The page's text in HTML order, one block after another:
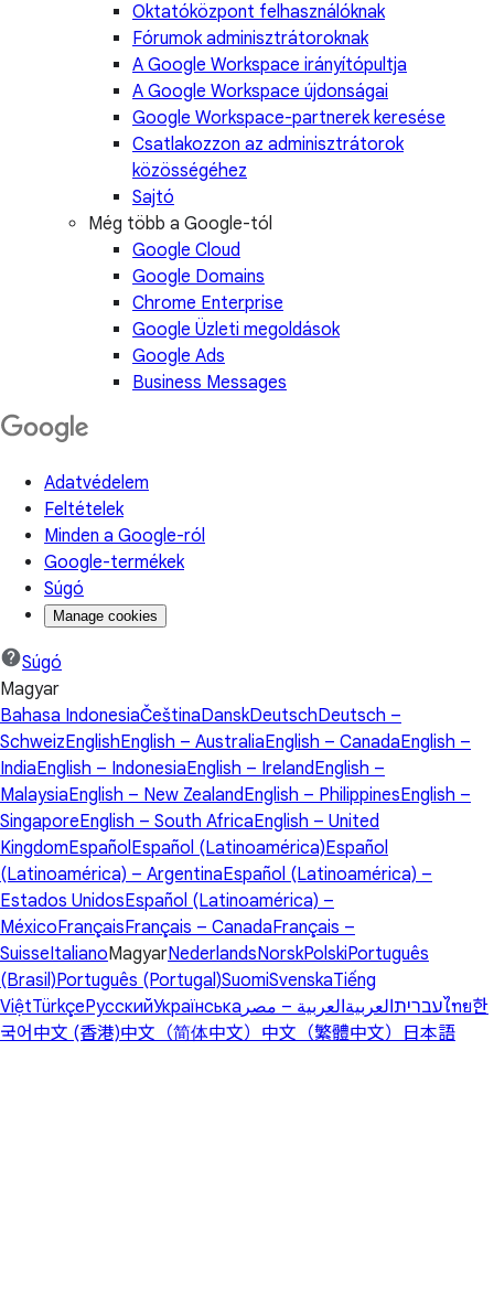
Oktatóközpont felhasználóknak
Fórumok adminisztrátoroknak
A Google Workspace irányítópultja
A Google Workspace újdonságai
Google Workspace-partnerek keresése
Csatlakozzon az adminisztrátorok
közösségéhez
Sajtó
Még több a Google-tól
Google Cloud
Google Domains
Chrome Enterprise
Google Üzleti megoldások
Google Ads
Business Messages
Adatvédelem
Feltételek
Minden a Google-ról
Google-termékek
Súgó
Manage cookies
Súgó
Magyar
Bahasa IndonesiaČeštinaDanskDeutschDeutsch –
SchweizEnglishEnglish – AustraliaEnglish – CanadaEnglish –
IndiaEnglish – IndonesiaEnglish – IrelandEnglish –
MalaysiaEnglish – New ZealandEnglish – PhilippinesEnglish –
SingaporeEnglish – South AfricaEnglish – United
KingdomEspañolEspañol (Latinoamérica)Español
(Latinoamérica) – ArgentinaEspañol (Latinoamérica) –
Estados UnidosEspañol (Latinoamérica) –
MéxicoFrançaisFrançais – CanadaFrançais –
SuisseItalianoMagyarNederlandsNorskPolskiPortuguês
(Brasil)Português (Portugal)SuomiSvenskaTiếng
ViệtTürkçeРусскийУкраїнська עבריתالعربيةالعربية – مصر ไทย한
국어 中文 (香港)中文（简体中文） 中文（繁體中文） 日本語